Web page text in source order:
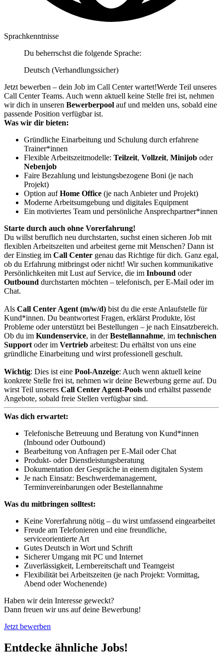
Sprachkenntnisse
Du beherrschst die folgende Sprache:
Deutsch (Verhandlungssicher)
Jetzt bewerben – dein Job im Call Center wartet!Werde Teil unseres
Call Center Teams. Auch wenn aktuell keine Stelle frei ist, nehmen
wir dich in unseren Bewerberpool auf und melden uns, sobald eine
passende Position verfügbar ist.
Was wir dir bieten:
Gründliche Einarbeitung und Schulung durch erfahrene
Trainer*innen
Flexible Arbeitszeitmodelle: Teilzeit, Vollzeit, Minijob oder
Nebenjob
Faire Bezahlung und leistungsbezogene Boni (je nach
Projekt)
Option aufHome Office (je nach Anbieter und Projekt)
Moderne Arbeitsumgebung und digitales Equipment
Ein motiviertes Team und persönliche Ansprechpartner*innen
Starte durch auch ohne Vorerfahrung!
Du willst beruflich neu durchstarten, suchst einen sicheren Job mit
flexiblen Arbeitszeiten und arbeitest gerne mit Menschen? Dann ist
der Einstieg im Call Center genau das Richtige für dich. Ganz egal,
ob du Erfahrung mitbringst oder nicht! Wir suchen kommunikative
Persönlichkeiten mit Lust auf Service, die im Inbound oder
Outbound durchstarten möchten – telefonisch, per E-Mail oder im
Chat.
Als Call Center Agent (m/w/d) bist du die erste Anlaufstelle für
Kund*innen. Du beantwortest Fragen, erklärst Produkte, löst
Probleme oder unterstützt bei Bestellungen – je nach Einsatzbereich.
Ob du im Kundenservice, in derBestellannahme, im technischen
Support oder im Vertrieb arbeitest: Du erhältst von uns eine
gründliche Einarbeitung und wirst professionell geschult.
Wichtig: Dies ist eine Pool-Anzeige: Auch wenn aktuell keine
konkrete Stelle frei ist, nehmen wir deine Bewerbung gerne auf. Du
wirst Teil unseres Call Center Agent-Pools und erhältst passende
Angebote, sobald freie Stellen verfügbar sind.
Was dich erwartet:
Telefonische Betreuung und Beratung von Kund*innen
(Inbound oder Outbound)
Bearbeitung von Anfragen per E-Mail oder Chat
Produkt- oder Dienstleistungsberatung
Dokumentation der Gespräche in einem digitalen System
Je nach Einsatz: Beschwerdemanagement,
Terminvereinbarungen oder Bestellannahme
Was du mitbringen solltest:
Keine Vorerfahrung nötig – du wirst umfassend eingearbeitet
Freude am Telefonieren und eine freundliche,
serviceorientierte Art
Gutes Deutsch in Wort und Schrift
Sicherer Umgang mit PC und Internet
Zuverlässigkeit, Lernbereitschaft und Teamgeist
Flexibilität bei Arbeitszeiten (je nach Projekt: Vormittag,
Abend oder Wochenende)
Haben wir dein Interesse geweckt?
Dann freuen wir uns auf deine Bewerbung!
Jetzt bewerben
Entdecke ähnliche Jobs!